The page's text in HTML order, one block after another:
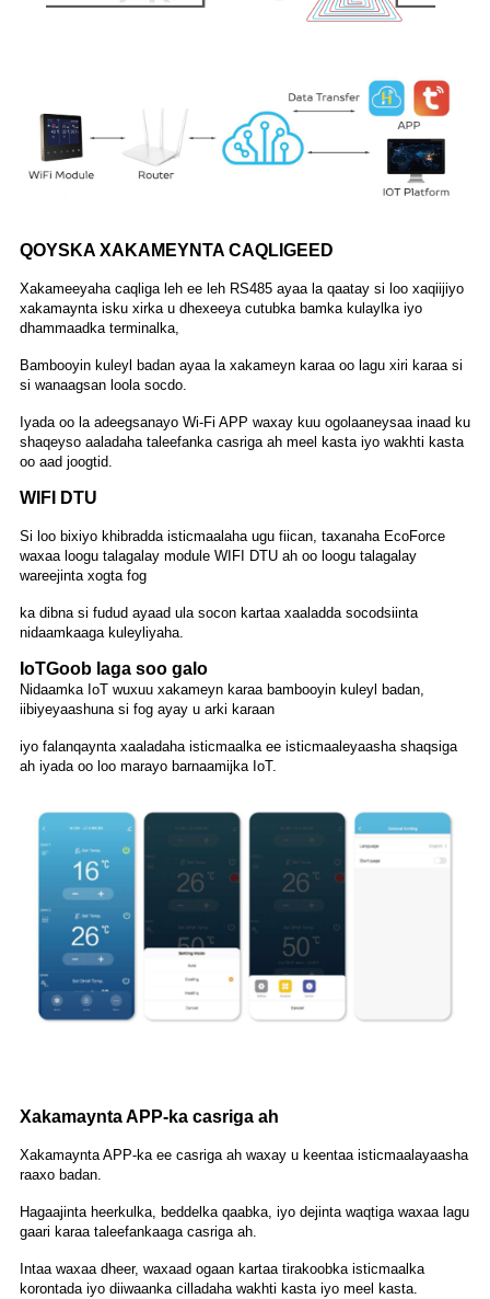
QOYSKA XAKAMEYNTA CAQLIGEED
Xakameeyaha caqliga leh ee leh RS485 ayaa la qaatay si loo xaqiijiyo
xakamaynta isku xirka u dhexeeya cutubka bamka kulaylka iyo
dhammaadka terminalka,
Bambooyin kuleyl badan ayaa la xakameyn karaa oo lagu xiri karaa si
si wanaagsan loola socdo.
Iyada oo la adeegsanayo Wi-Fi APP waxay kuu ogolaaneysaa inaad ku
shaqeyso aaladaha taleefanka casriga ah meel kasta iyo wakhti kasta
oo aad joogtid.
WIFI DTU
Si loo bixiyo khibradda isticmaalaha ugu fiican, taxanaha EcoForce
waxaa loogu talagalay module WIFI DTU ah oo loogu talagalay
wareejinta xogta fog
ka dibna si fudud ayaad ula socon kartaa xaaladda socodsiinta
nidaamkaaga kuleyliyaha.
IoTGoob laga soo galo
Nidaamka IoT wuxuu xakameyn karaa bambooyin kuleyl badan,
iibiyeyaashuna si fog ayay u arki karaan
iyo falanqaynta xaaladaha isticmaalka ee isticmaaleyaasha shaqsiga
ah iyada oo loo marayo barnaamijka IoT.
Xakamaynta APP-ka casriga ah
Xakamaynta APP-ka ee casriga ah waxay u keentaa isticmaalayaasha
raaxo badan.
Hagaajinta heerkulka, beddelka qaabka, iyo dejinta waqtiga waxaa lagu
gaari karaa taleefankaaga casriga ah.
Intaa waxaa dheer, waxaad ogaan kartaa tirakoobka isticmaalka
korontada iyo diiwaanka cilladaha wakhti kasta iyo meel kasta.